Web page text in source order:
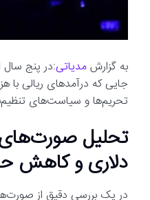
به گزارشمدیاتی:در پنج سال
جایی که درآمدهای ریالی با
تحریم‌ها و سیاست‌های
تحلیل صورت‌های
دلاری و کاهش